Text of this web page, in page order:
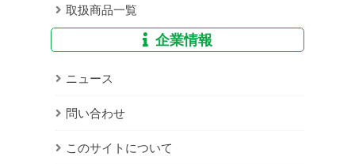
取扱商品一覧
企業情報
ニュース
問い合わせ
このサイトについて